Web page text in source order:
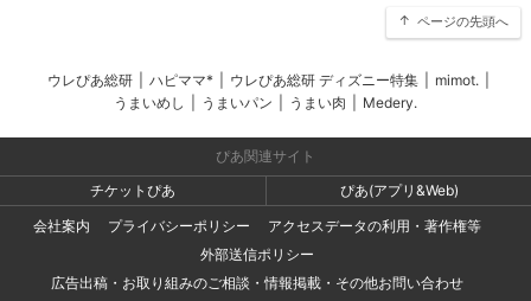
ページの先頭へ
ウレぴあ総研 ハピママ* ウレぴあ総研 ディズニー特集 mimot.
うまいめし
うまいパン うまい肉 Medery.
ぴあ関連サイト
チケットぴあ
ぴあ(アプリ&Web)
会社案内
プライバシーポリシー
アクセスデータの利用・著作権等
外部送信ポリシー
広告出稿・お取り組みのご相談・情報掲載・その他お問い合わせ